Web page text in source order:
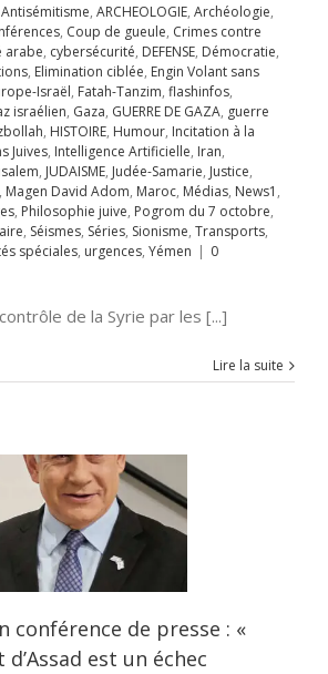
Antisémitisme, ARCHEOLOGIE, Archéologie,
, Coup de gueule, Crimes contre
arabe, cybersécurité, DEFENSE, Démocratie,
, Elimination ciblée, Engin Volant sans
Israël, Fatah-Tanzim, flashinfos,
israélien, Gaza, GUERRE DE GAZA, guerre
, HISTOIRE, Humour, Incitation à la
Juives, Intelligence Artificielle, Iran,
, JUDAISME, Judée-Samarie, Justice,
, Magen David Adom, Maroc, Médias, News1 ,
, Philosophie juive, Pogrom du 7 octobre,
, Séismes, Séries, Sionisme, Transports,
spéciales, urgences, Yémen | 0
de la Syrie par les [...]
Lire la suite
conférence de presse : «
est un échec